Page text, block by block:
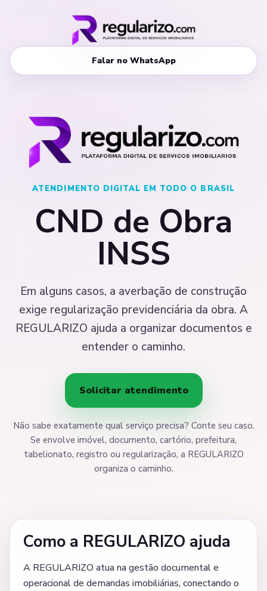
Falar no WhatsApp
ATENDIMENTO DIGITAL EM TODO O BRASIL
CND de Obra
INSS
Em alguns casos, a averbação de construção
exige regularização previdenciária da obra. A
REGULARIZO ajuda a organizar documentos e
entender o caminho.
Solicitar atendimento
Não sabe exatamente qual serviço precisa? Conte seu caso.
Se envolve imóvel, documento, cartório, prefeitura,
tabelionato, registro ou regularização, a REGULARIZO
organiza o caminho.
Como a REGULARIZO ajuda
A REGULARIZO atua na gestão documental e
operacional de demandas imobiliárias, conectando o